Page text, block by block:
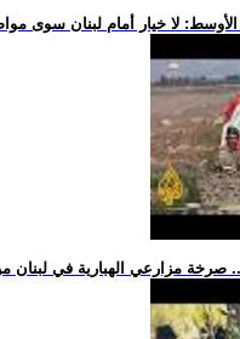
لا خيار أمام لبنان سوى
... صرخة مزارعي الهبارية في لبنان